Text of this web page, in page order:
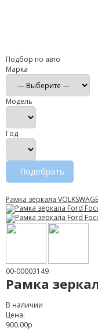
Подбор по авто
Марка
Модель
Год
Подобрать
Рамка зеркала
00-00003149
Рамка
В наличии
Цена:
900.00р